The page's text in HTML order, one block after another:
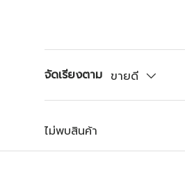
จัดเรียงตาม ขายดี
ไม่พบสินค้า